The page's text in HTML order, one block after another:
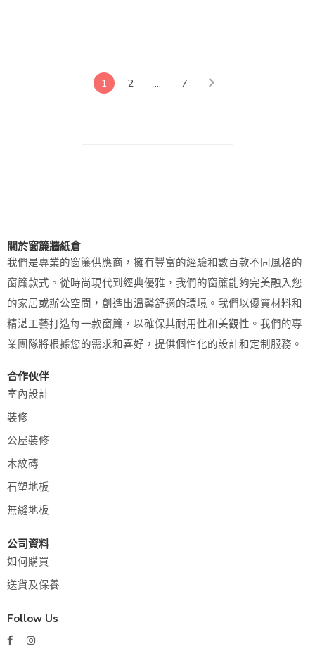
1 2 ... 7
關於窗簾牆紙倉
我們是專業的窗簾供應商，擁有豐富的經驗和數百款不同風格的
窗簾款式。從時尚現代到經典優雅，我們的窗簾能夠完美融入您
的家居或辦公空間，創造出溫馨舒適的環境。我們以優質材料和
精湛工藝打造每一款窗簾，以確保其耐用性和美觀性。我們的專
業團隊將根據您的需求和喜好，提供個性化的設計和定制服務。
合作伙伴
室內設計
裝修
公屋裝修
木紋磚
石塑地板
無縫地板
公司資料
如何購買
送貨及保養
Follow Us